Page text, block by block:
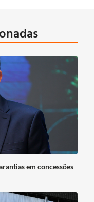
em concessões